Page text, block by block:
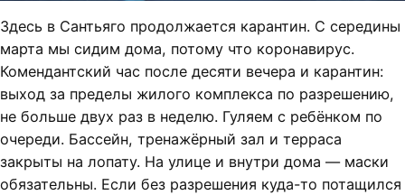
Здесь в Сантьяго продолжается карантин. С середины
марта мы сидим дома, потому что коронавирус.
Комендантский час после десяти вечера и карантин:
выход за пределы жилого комплекса по разрешению,
не больше двух раз в неделю. Гуляем с ребёнком по
очереди. Бассейн, тренажёрный зал и терраса
закрыты на лопату. На улице и внутри дома — маски
обязательны. Если без разрешения куда-то потащился